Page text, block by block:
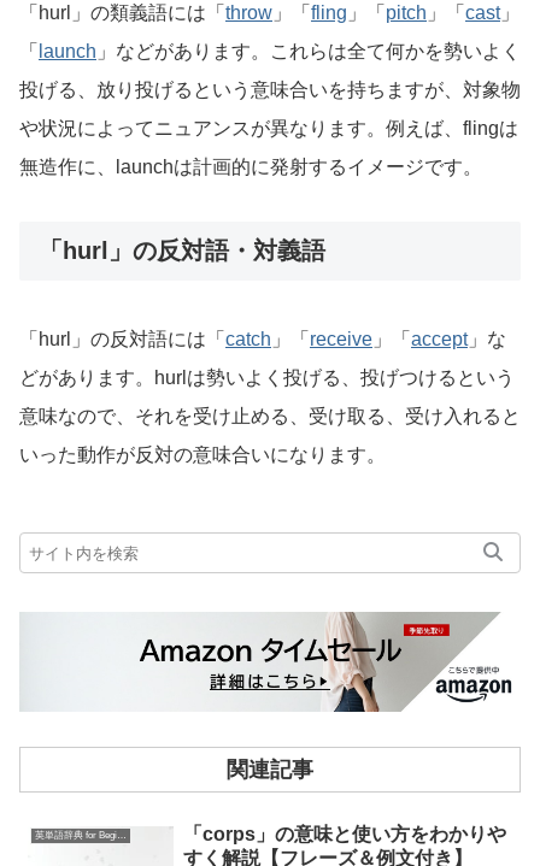
「hurl」の類義語には「 throw 」「 fling 」「 pitch 」「 cast」
「 launch 」などがあります。これらは全て何かを勢いよく
投げる、放り投げるという意味合いを持ちますが、対象物
や状況によってニュアンスが異なります。例えば、flingは
無造作に、launchは計画的に発射するイメージです。
「hurl」の反対語・対義語
「hurl」の反対語には「 catch 」「 receive 」「 accept」な
どがあります。hurlは勢いよく投げる、投げつけるという
意味なので、それを受け止める、受け取る、受け入れると
いった動作が反対の意味合いになります。
関連記事
英単語辞典 for Beginners
「corps」の意味と使い方をわかりや
すく解説【フレーズ＆例文付き】